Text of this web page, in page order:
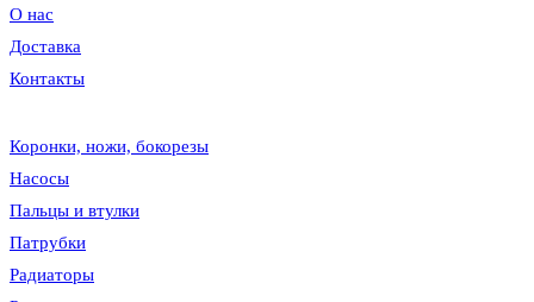
О нас
Доставка
Контакты
Коронки, ножи, бокорезы
Насосы
Пальцы и втулки
Патрубки
Радиаторы